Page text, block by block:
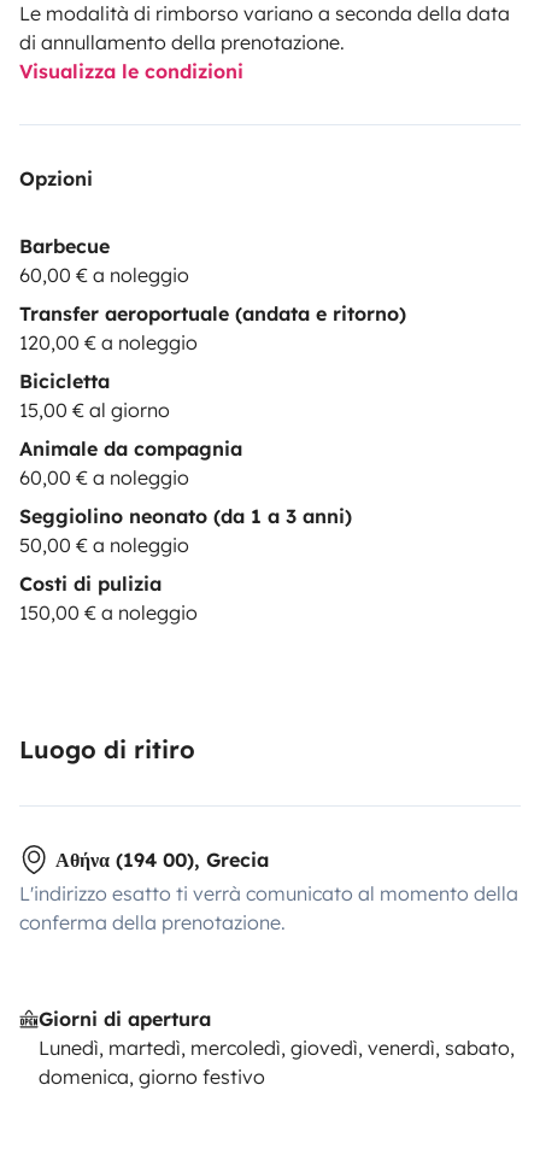
Le modalità di rimborso variano a seconda della data
di annullamento della prenotazione.
Visualizza le condizioni
Opzioni
Barbecue
60,00 € a noleggio
Transfer aeroportuale (andata e ritorno)
120,00 € a noleggio
Bicicletta
15,00 € al giorno
Animale da compagnia
60,00 € a noleggio
Seggiolino neonato (da 1 a 3 anni)
50,00 € a noleggio
Costi di pulizia
150,00 € a noleggio
Luogo di ritiro
Αθήνα (194 00), Grecia
L'indirizzo esatto ti verrà comunicato al momento della
conferma della prenotazione.
Giorni di apertura
Lunedì, martedì, mercoledì, giovedì, venerdì, sabato,
domenica, giorno festivo